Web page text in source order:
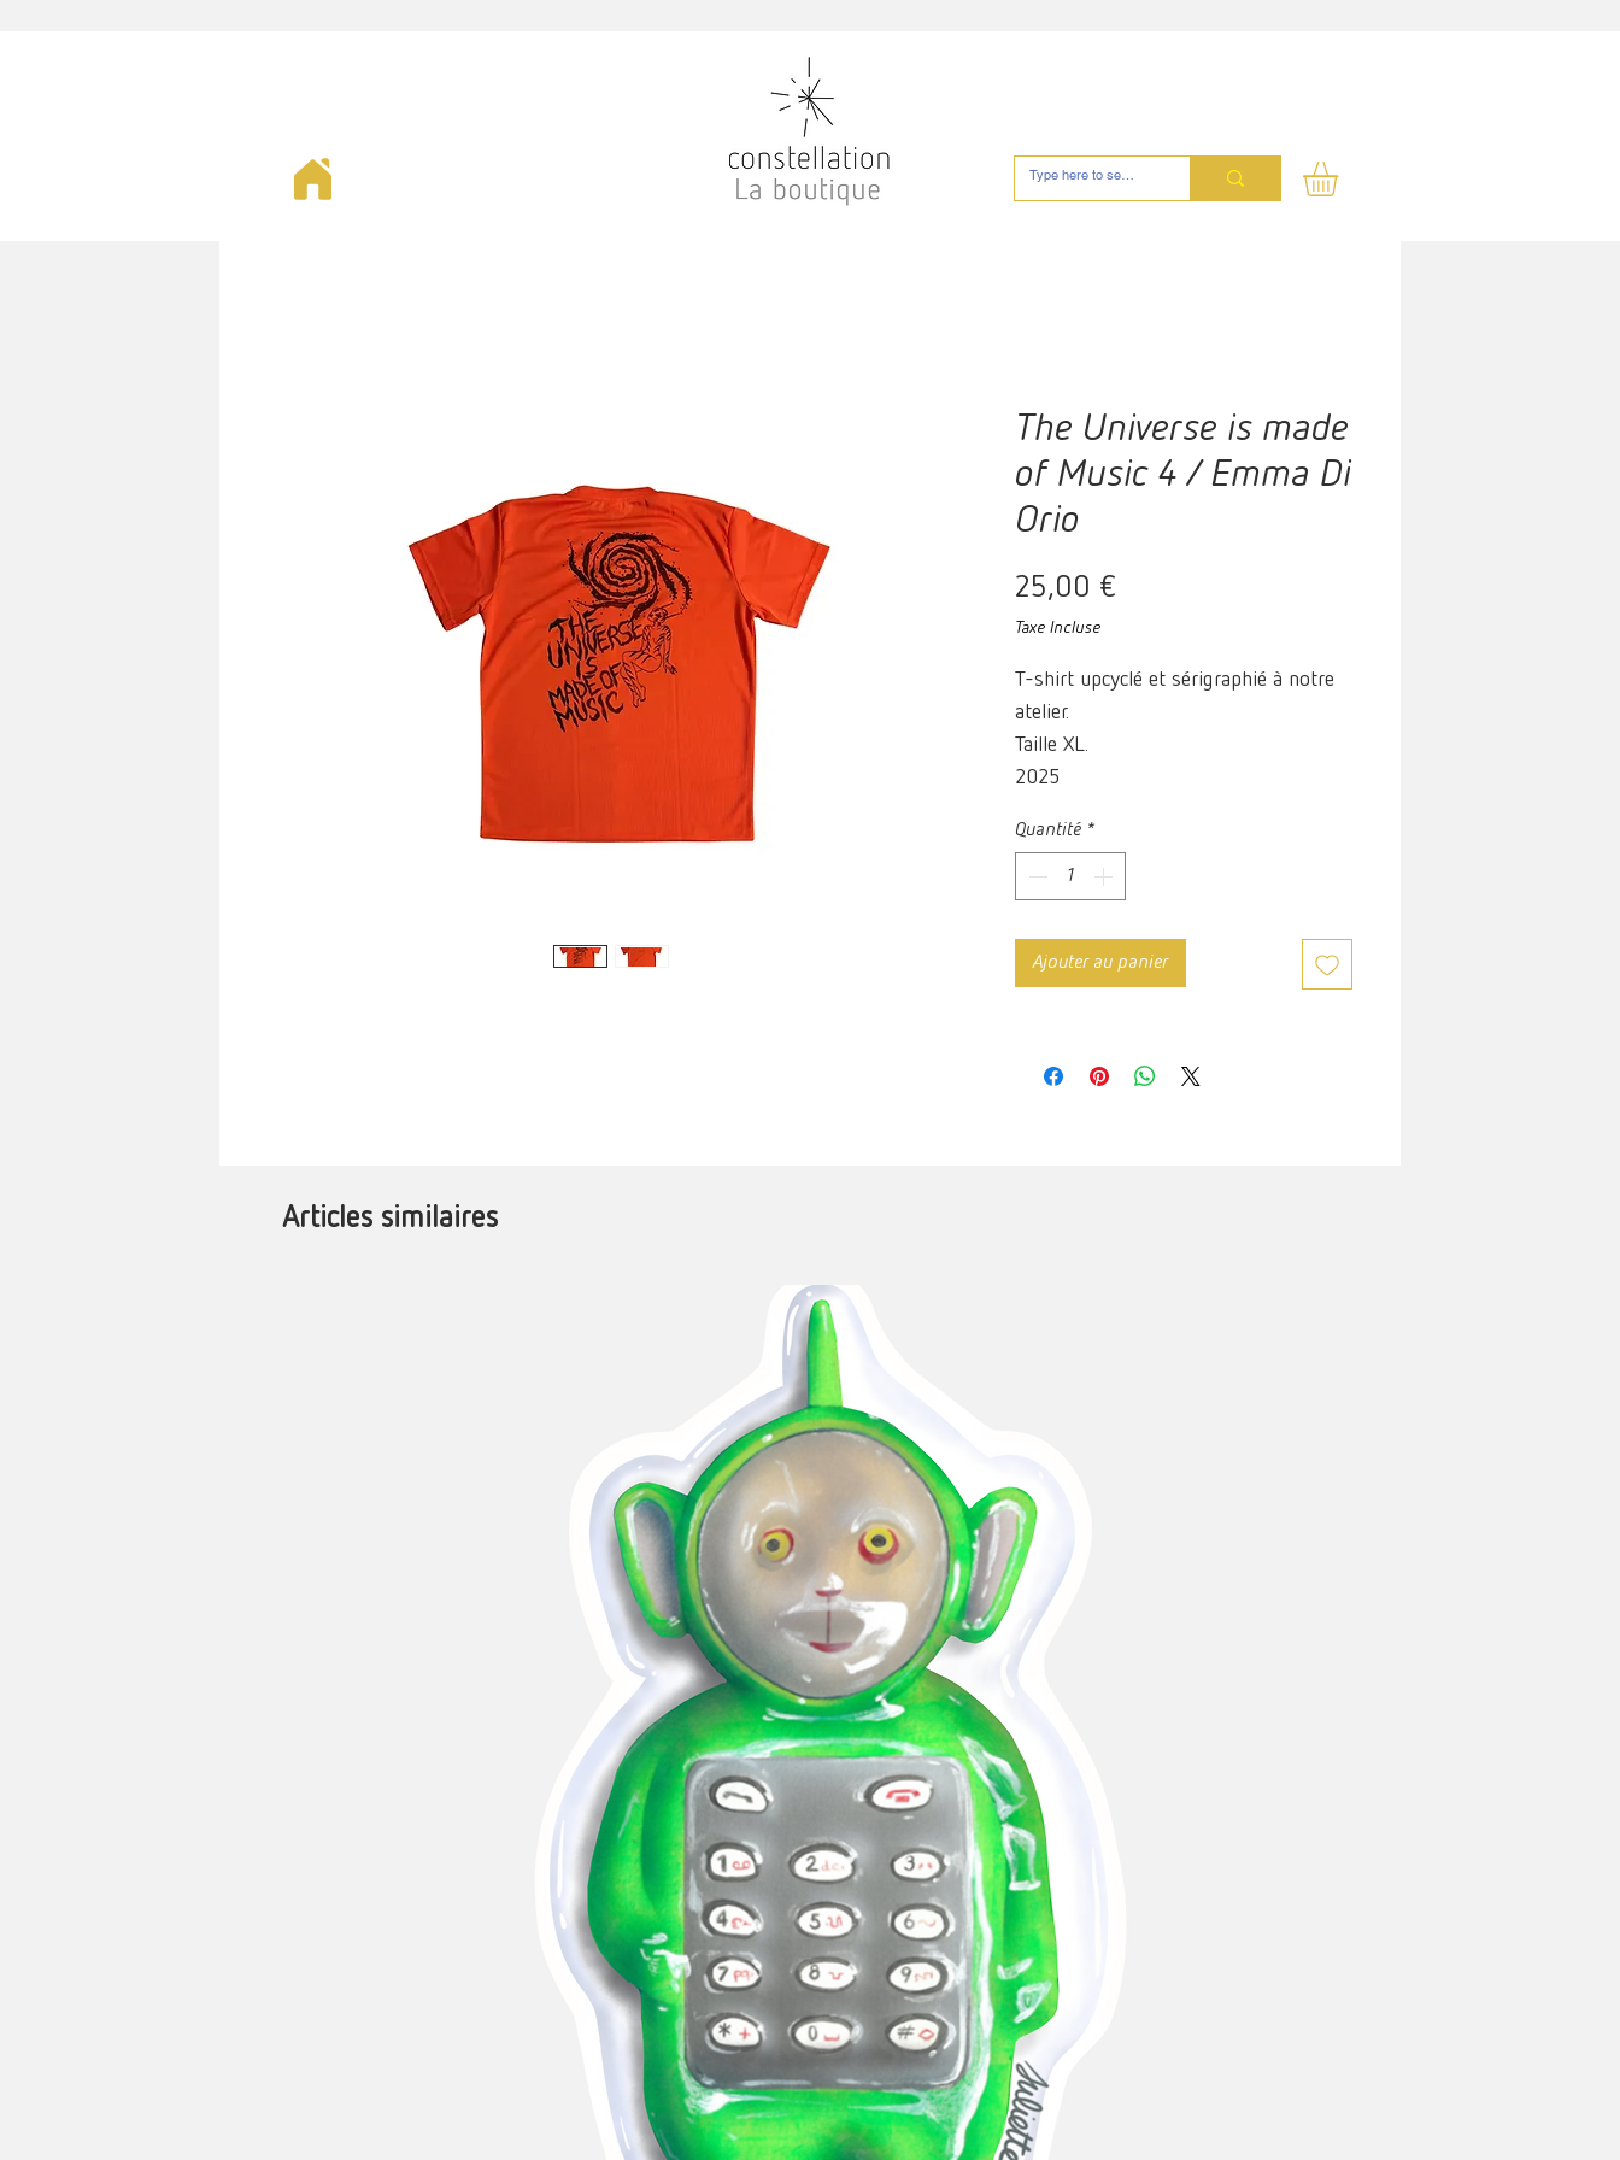
The Universe is made
of Music 4 / Emma Di
Orio
25,00 €
Taxe Incluse
T-shirt upcyclé et sérigraphié à notre
atelier.
Taille XL.
2025
Quantité *
Ajouter au panier
Articles similaires